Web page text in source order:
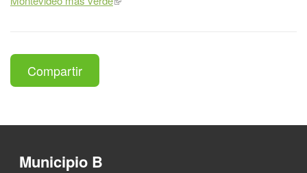
Compartir
Municipio B